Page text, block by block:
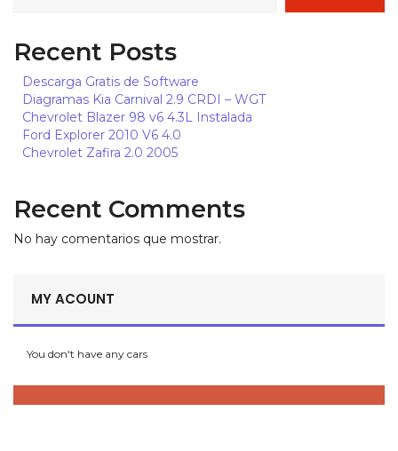
CLP, $
EUR, €
BRL, R$
DOP, $
Recent Posts
Descarga Gratis de Software
Diagramas Kia Carnival 2.9 CRDI – WGT
Chevrolet Blazer 98 v6 4.3L Instalada
Ford Explorer 2010 V6 4.0
Chevrolet Zafira 2.0 2005
Recent Comments
No hay comentarios que mostrar.
MY ACOUNT
You don't have any cars